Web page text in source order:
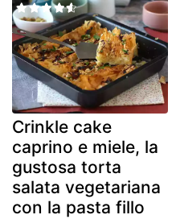
Crinkle cake
caprino e miele, la
gustosa torta
salata vegetariana
con la pasta fillo